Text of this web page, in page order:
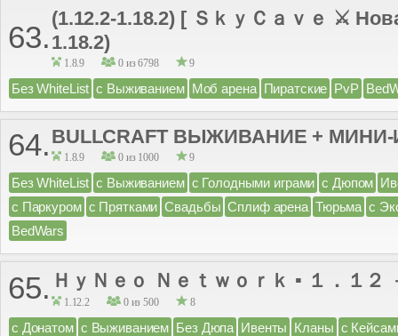
63.
(1.12.2-1.18.2) [ ＳｋｙＣａｖｅ ⚔
1.18.2)
1.8.9 0 из 6798 9
Без WhiteList с Выживанием Моб арена Пиратские PvP
64. BULLCRAFT ВЫЖИВАНИЕ +
1.8.9 0 из 1000 9
Без WhiteList с Выживанием с Голодными играми с Дюпом
с Паркуром с Прятками Свадьбы Сплиф арена Тюрьма с
BedWars
65. ＨｙＮｅｏ Ｎｅｔｗｏｒｋ ▪ １．１２
1.12.2 0 из 500 8
с Донатом с Выживанием Без Дюпа Ивенты Кланы с